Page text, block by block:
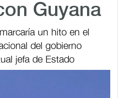
Guyana
un hito en el
del gobierno
jefa de Estado